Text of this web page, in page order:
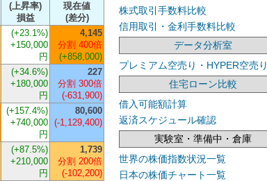
(上昇率)
損益
現在値
(差分)
(+23.1%)
+150,000
円
4,145
分割 400倍
(+858,000)
(+34.6%)
+180,000
円
227
分割 300倍
(-631,900)
(+157.4%)
+740,000
円
80,600
(-1,129,400)
(+87.5%)
+210,000
円
1,739
分割 200倍
(-102,200)
株式取引手数料比較
信用取引・金利手数料比較
データ分析室
プレミアム空売り・HYPER空売り
住宅ローン比較
借入可能額計算
返済スケジュール確認
実験室・準備中・倉庫
世界の株価指数状況一覧
日本の株価チャート一覧